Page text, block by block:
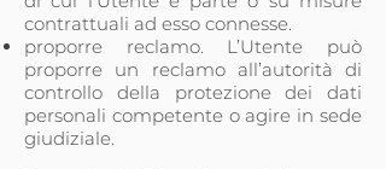
contrattuali ad esso connesse.
proporre reclamo. L’Utente può
proporre un reclamo all’autorità di
controllo della protezione dei dati
personali competente o agire in sede
giudiziale.